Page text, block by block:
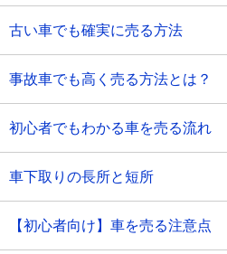
古い車でも確実に売る方法
事故車でも高く売る方法とは？
初心者でもわかる車を売る流れ
車下取りの長所と短所
【初心者向け】車を売る注意点